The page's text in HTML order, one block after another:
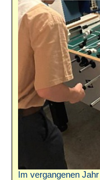
Im vergangenen